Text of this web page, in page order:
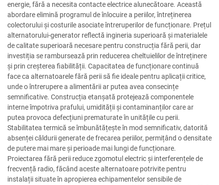
energie, fără a necesita contacte electrice alunecătoare. Această
abordare elimină programul de înlocuire a periilor, întreținerea
colectorului și costurile asociate întreruperilor de funcționare. Prețul
alternatorului-generator reflectă ingineria superioară și materialele
de calitate superioară necesare pentru construcția fără perii, dar
investiția se rambursează prin reducerea cheltuielilor de întreținere
și prin creșterea fiabilității. Capacitatea de funcționare continuă
face ca alternatoarele fără perii să fie ideale pentru aplicații critice,
unde o întrerupere a alimentării ar putea avea consecințe
semnificative. Construcția etanșată protejează componentele
interne împotriva prafului, umidității și contaminanților care ar
putea provoca defecțiuni prematurate în unitățile cu perii.
Stabilitatea termică se îmbunătățește în mod semnificativ, datorită
absenței căldurii generate de frecarea periilor, permițând o densitate
de putere mai mare și perioade mai lungi de funcționare.
Proiectarea fără perii reduce zgomotul electric și interferențele de
frecvență radio, făcând aceste alternatoare potrivite pentru
instalații situate în apropierea echipamentelor sensibile de